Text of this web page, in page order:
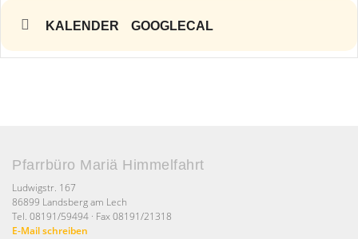
KALENDER GOOGLECAL
Pfarrbüro Mariä Himmelfahrt
Ludwigstr. 167
86899 Landsberg am Lech
Tel. 08191/59494 · Fax 08191/21318
E-Mail schreiben